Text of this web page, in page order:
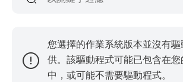
您選擇的作業系統版本並沒有驅
供。該驅動程式可能已包含在
中，或可能不需要驅動程式。